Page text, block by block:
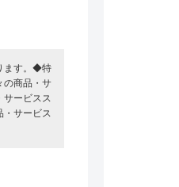
ます。◆特
の商品・サ
サービスス
・サービス